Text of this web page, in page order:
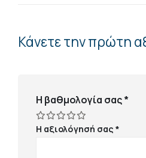
Κάνετε την πρώτη
Η βαθμολογία σας*
Η αξιολόγησή σας*